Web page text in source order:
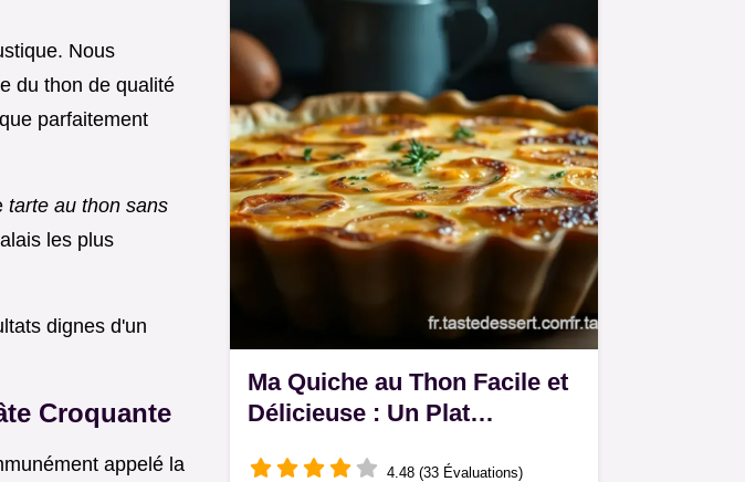
Nous
du thon de qualité
parfaitement
tarte au thon sans
les plus
dignes d'un
Croquante
appelé la
Ma Quiche au Thon Facile et
Délicieuse : Un Plat
4.48 (33 Évaluations)